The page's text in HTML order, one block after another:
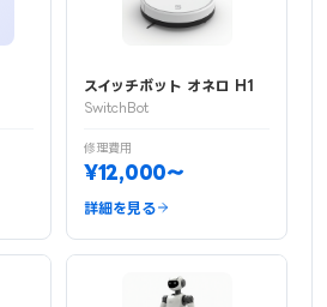
スイッチボット オネロ H1
SwitchBot
修理費用
¥12,000〜
詳細を見る